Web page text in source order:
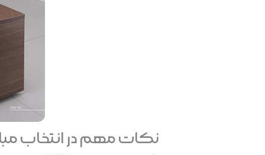
نکات مهم در انتخاب